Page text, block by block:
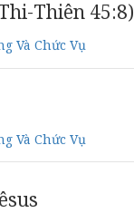
Thiên 45:8)
Và Chức Vụ
Và Chức Vụ